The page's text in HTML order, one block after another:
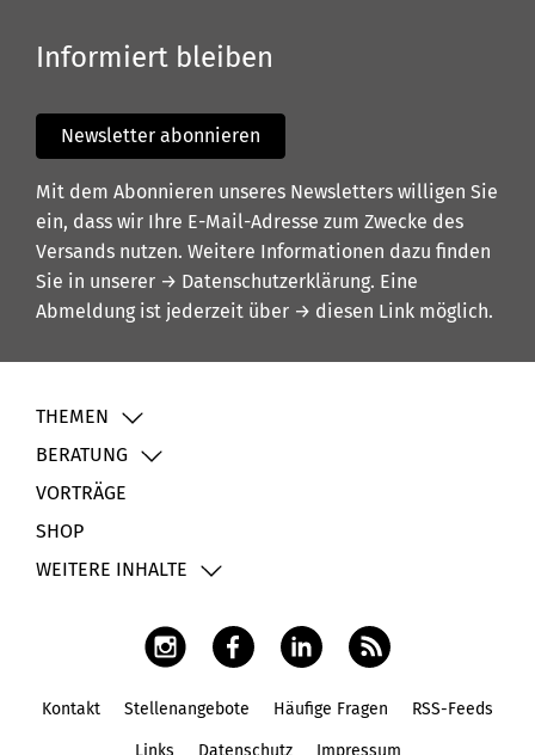
Informiert bleiben
Newsletter abonnieren
Mit dem Abonnieren unseres Newsletters willigen Sie
ein, dass wir Ihre E-Mail-Adresse zum Zwecke des
Versands nutzen. Weitere Informationen dazu finden
Sie in unserer → Datenschutzerklärung. Eine
Abmeldung ist jederzeit über → diesen Link möglich.
THEMEN
BERATUNG
VORTRÄGE
SHOP
WEITERE INHALTE
Kontakt Stellenangebote Häufige Fragen RSS-Feeds